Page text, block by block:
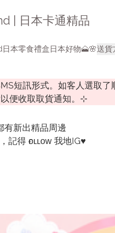
| 日本卡通精品
日本零食禮盒日本好物🗻🌸送貨
短訊形式。如客人選取
便收取取貨通知。⊹
有新出精品周邊
記得 ғᴏʟʟᴏᴡ 我地IG♥️